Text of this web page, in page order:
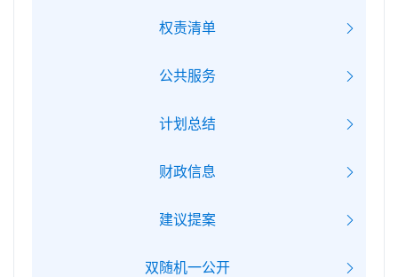
权责清单
公共服务
计划总结
财政信息
建议提案
双随机一公开